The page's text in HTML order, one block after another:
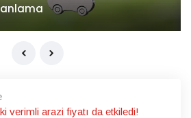
yakında başlıyor
verimli arazi fiyatı da etkiledi!